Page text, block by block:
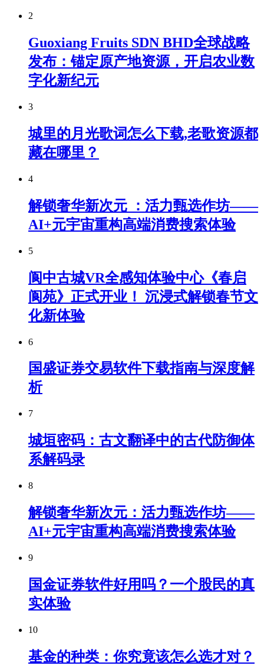
2
Guoxiang Fruits SDN BHD全球战略
发布：锚定原产地资源，开启农业数
字化新纪元
3
城里的月光歌词怎么下载,老歌资源都
藏在哪里？
4
解锁奢华新次元 ：活力甄选作坊——
AI+元宇宙重构高端消费搜索体验
5
阆中古城VR全感知体验中心《春启
阆苑》正式开业！ 沉浸式解锁春节文
化新体验
6
国盛证券交易软件下载指南与深度解
析
7
城垣密码：古文翻译中的古代防御体
系解码录
8
解锁奢华新次元：活力甄选作坊——
AI+元宇宙重构高端消费搜索体验
9
国金证券软件好用吗？一个股民的真
实体验
10
基金的种类：你究竟该怎么选才对？